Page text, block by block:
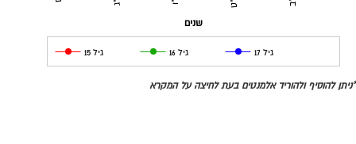
שנים
גיל 15 גיל 16 גיל 17
*ניתן להוסיף ולהוריד אלמנטים בעת לחיצה על המקרא